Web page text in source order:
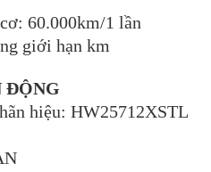
60.000km/1 lần
giới hạn km
ĐỘNG
hiệu: HW25712XSTL